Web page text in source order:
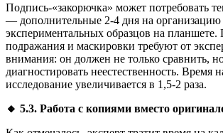
Подпись-«закорючка» может потребовать
— дополнительные 2-4 дня на организацию
экспериментальных образцов на планшете.
подражания и маскировки требуют от
внимания: он должен не только сравнить,
диагностировать неестественность. Время
исследование увеличивается в 1,5-2 раза.
🔸 5.3. Работа с копиями вместо